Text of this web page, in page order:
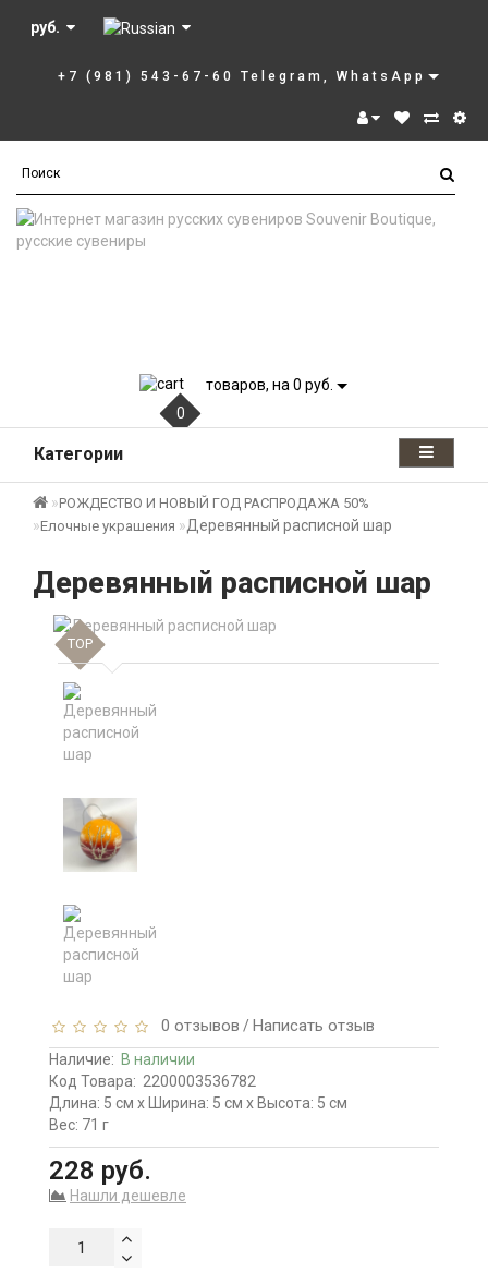
руб.
+7 (981) 543-67-60 Telegram, WhatsApp
0
товаров, на 0 руб.
Категории
РОЖДЕСТВО И НОВЫЙ ГОД РАСПРОДАЖА 50%
Елочные украшения
Деревянный расписной шар
Деревянный расписной шар
TOP
0 отзывов / Написать отзыв
Наличие: В наличии
Код Товара: 2200003536782
Длина: 5 см x Ширина: 5 см x Высота: 5 см
Вес: 71 г
228 руб.
Нашли дешевле